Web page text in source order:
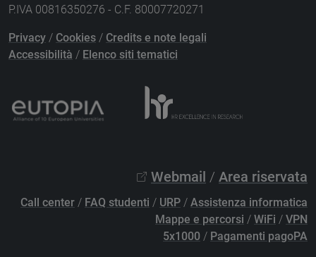
P.IVA 00816350276 - C.F. 80007720271
Privacy / Cookies / Credits e note legali
Accessibilità / Elenco siti tematici
Webmail / Area riservata
Call center / FAQ studenti / URP / Assistenza informatica
Mappe e percorsi / WiFi / VPN
5x1000 / Pagamenti pagoPA